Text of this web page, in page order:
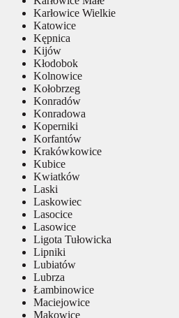
Karłowice Wielkie
Katowice
Kępnica
Kijów
Kłodobok
Kolnowice
Kołobrzeg
Konradów
Konradowa
Koperniki
Korfantów
Krakówkowice
Kubice
Kwiatków
Laski
Laskowiec
Lasocice
Lasowice
Ligota Tułowicka
Lipniki
Lubiatów
Lubrza
Łambinowice
Maciejowice
Makowice